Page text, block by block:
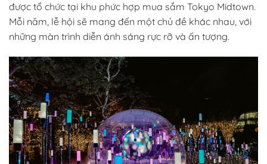
được tổ chức tại khu phức hợp mua sắm Tokyo Midtown.
Mỗi năm, lễ hội sẽ mang đến một chủ đề khác nhau, với
những màn trình diễn ánh sáng rực rỡ và ấn tượng.